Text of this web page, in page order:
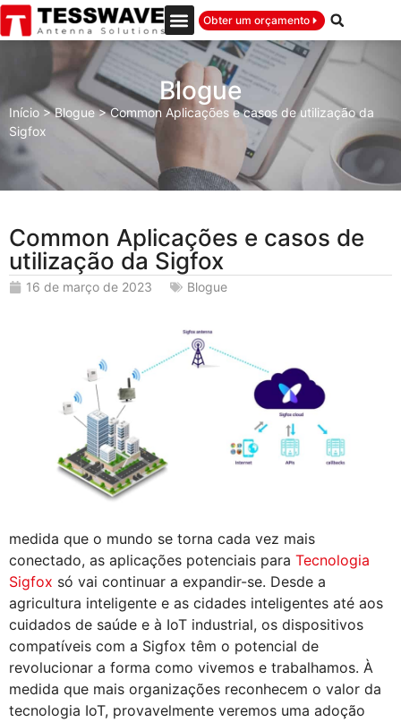
Obter um orçamento
Blogue
Início>Blogue>Common Aplicações e casos de utilização da
Sigfox
Common Aplicações e casos de
utilização da Sigfox
16 de março de 2023 Blogue
medida que o mundo se torna cada vez mais
conectado, as aplicações potenciais para Tecnologia
Sigfox só vai continuar a expandir-se. Desde a
agricultura inteligente e as cidades inteligentes até aos
cuidados de saúde e à IoT industrial, os dispositivos
compatíveis com a Sigfox têm o potencial de
revolucionar a forma como vivemos e trabalhamos. À
medida que mais organizações reconhecem o valor da
tecnologia IoT, provavelmente veremos uma adoção